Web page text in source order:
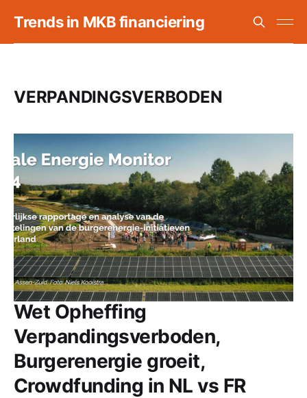
Trends in MKB financiering
VERPANDINGSVERBODEN
Wet Opheffing
Verpandingsverboden,
Burgerenergie groeit,
Crowdfunding in NL vs FR